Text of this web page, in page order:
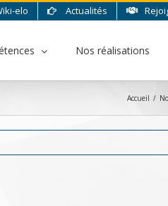
elo Actualités
Nos réalisations
Accueil /